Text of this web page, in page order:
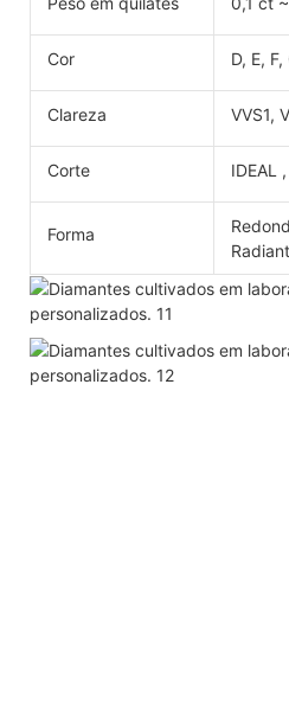
Cor D, E,
Clareza VVS1,
Corte IDEAL
Forma